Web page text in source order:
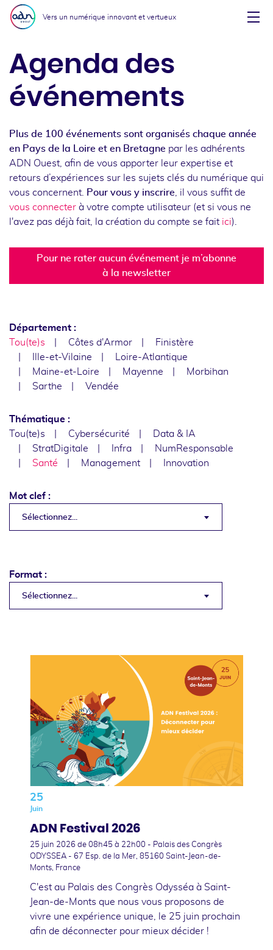
Aller au menu
Aller au contenu
Vers un numérique innovant et vertueux
Agenda des
événements
Plus de 100 événements sont organisés chaque année
en Pays de la Loire et en Bretagne par les adhérents
ADN Ouest, afin de vous apporter leur expertise et
retours d’expériences sur les sujets clés du numérique qui
vous concernent.
Pour vous y inscrire , il vous suffit de
vous connecter à votre compte utilisateur (et si vous ne
l'avez pas déjà fait, la création du compte se fait ici).
Pour ne rater aucun événement je m’abonne
à la newsletter
Département :
Tou(te)s
Côtes d'Armor
Finistère
Ille-et-Vilaine
Loire-Atlantique
Maine-et-Loire
Mayenne
Morbihan
Sarthe
Vendée
Thématique :
Tou(te)s
Cybersécurité
Data & IA
StratDigitale
Infra
NumResponsable
Santé
Management Innovation
Mot clef :
Sélectionnez...
Format :
Sélectionnez...
25
Juin
ADN Festival 2026
25 juin 2026 de 08h45 à 22h00 - Palais des Congrès
ODYSSEA - 67 Esp. de la Mer, 85160 Saint-Jean-de-
Monts, France
C'est au Palais des Congrès Odysséa à Saint-
Jean-de-Monts que nous vous proposons de
vivre une expérience unique, le 25 juin prochain
afin de déconnecter pour mieux décider !